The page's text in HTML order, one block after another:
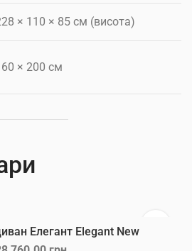
× 110 × 85 см (висота)
× 200 см
Елегант Elegant New